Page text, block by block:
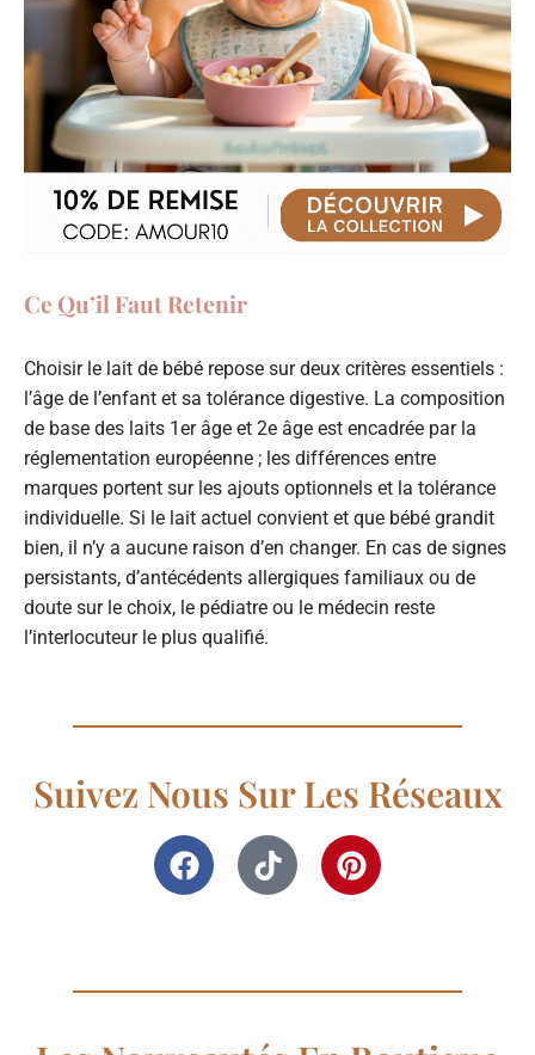
Ce Qu’il Faut Retenir
Choisir le lait de bébé repose sur deux critères essentiels :
l’âge de l’enfant et sa tolérance digestive. La composition
de base des laits 1er âge et 2e âge est encadrée par la
réglementation européenne ; les différences entre
marques portent sur les ajouts optionnels et la tolérance
individuelle. Si le lait actuel convient et que bébé grandit
bien, il n’y a aucune raison d’en changer. En cas de signes
persistants, d’antécédents allergiques familiaux ou de
doute sur le choix, le pédiatre ou le médecin reste
l’interlocuteur le plus qualifié.
Suivez Nous Sur Les Réseaux